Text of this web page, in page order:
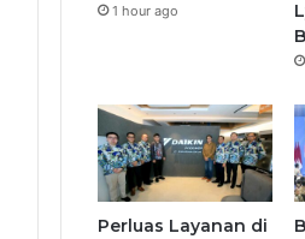
1 hour ago
Perluas Layanan di